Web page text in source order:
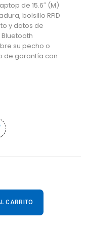
de 15.6″ (M)
bolsillo RFID
y datos de
su pecho o
de garantía con
CARRITO